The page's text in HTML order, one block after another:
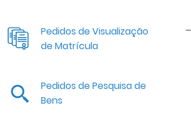
Pedidos de Visualização
de Matrícula
Pedidos de Pesquisa de
Bens